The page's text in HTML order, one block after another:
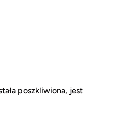
poszkliwiona, jest